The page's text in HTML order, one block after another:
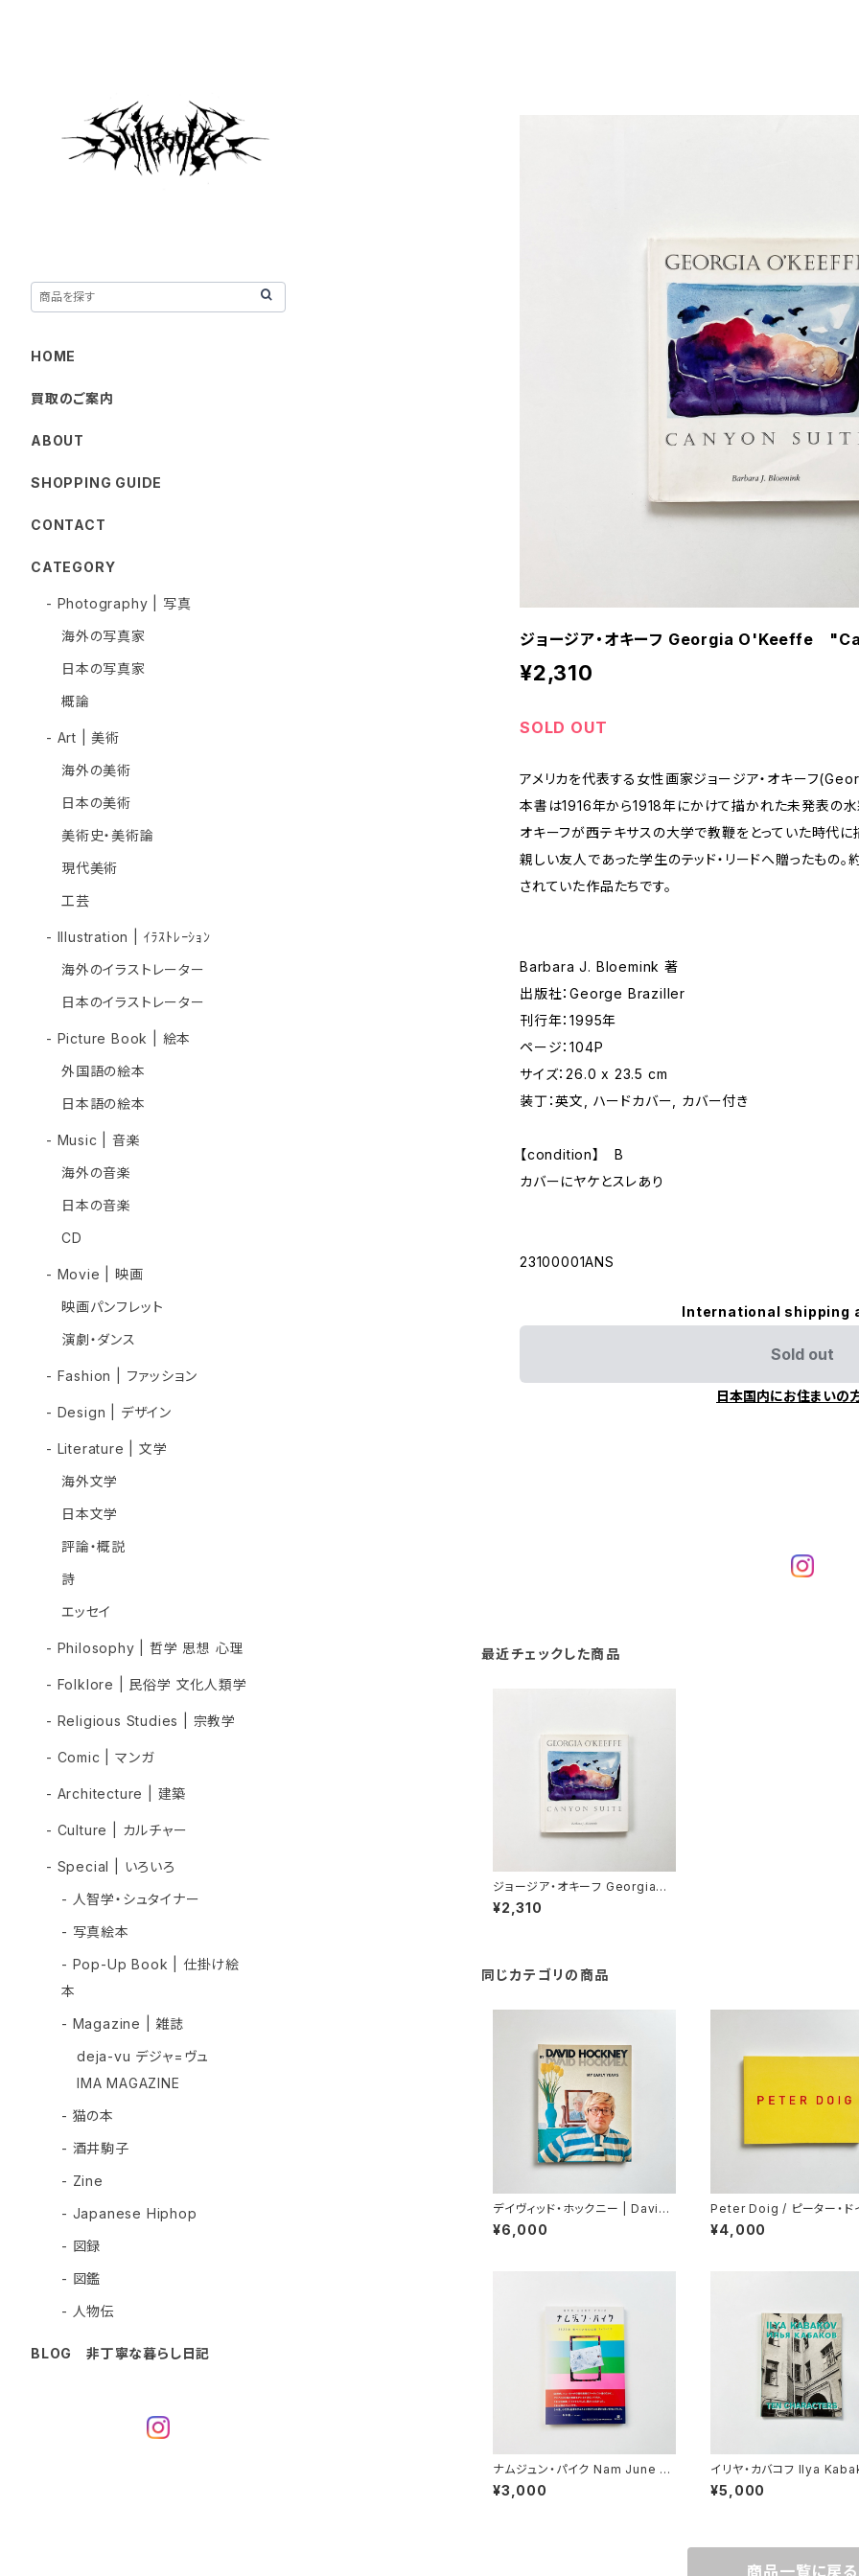
ジョージア・オキーフ Georgia O'Keeffe
¥2,310
SOLD OUT
アメリカを代表する女性画家ジョージア・オキーフ
本書は1916年から1918年にかけて描かれた未発表の
オキーフが西テキサスの大学で教鞭をとっていた時代
親しい友人であった学生のテッド・リードへ贈ったもの
されていた作品たちです。
Barbara J. Bloemink 著
出版社：George Braziller
刊行年：1995年
ページ：104P
サイズ：26.0 x 23.5 cm
装丁：英文, ハードカバー, カバー付き
【condition】 B
カバーにヤケとスレあり
23100001ANS
International shipping
Sold out
日本国内にお住まいの
最近チェックした商品
ジョージア・オキーフ Georgia
O'Keeffe "Canyon Suite"
¥2,310
同じカテゴリの商品
デイヴィッド・ホックニー | David
Hockney by David Hockney :
my early years
¥6,000
Peter Doig / ピーター・ド
¥4,000
ナムジュン・パイク Nam June Pa
ik | 2020年笑っているのは誰?+?
=?? : 1956-2020
¥3,000
イリヤ・カバコフ Ilya
ten characters
¥5,000
商品一覧に戻る
HOME
買取のご案内
ABOUT
SHOPPING GUIDE
CONTACT
CATEGORY
- Photography | 写真
海外の写真家
日本の写真家
概論
- Art | 美術
海外の美術
日本の美術
美術史・美術論
現代美術
工芸
- Illustration | ｲﾗｽﾄﾚｰｼｮﾝ
海外のイラストレーター
日本のイラストレーター
- Picture Book | 絵本
外国語の絵本
日本語の絵本
- Music | 音楽
海外の音楽
日本の音楽
CD
- Movie | 映画
映画パンフレット
演劇・ダンス
- Fashion | ファッション
- Design | デザイン
- Literature | 文学
海外文学
日本文学
評論・概説
詩
エッセイ
- Philosophy | 哲学 思想 心理
- Folklore | 民俗学 文化人類学
- Religious Studies | 宗教学
- Comic | マンガ
- Architecture | 建築
- Culture | カルチャー
- Special | いろいろ
- 人智学・シュタイナー
- 写真絵本
- Pop-Up Book | 仕掛け絵
本
- Magazine | 雑誌
deja-vu デジャ=ヴュ
IMA MAGAZINE
- 猫の本
- 酒井駒子
- Zine
- Japanese Hiphop
- 図録
- 図鑑
- 人物伝
BLOG 非丁寧な暮らし日記